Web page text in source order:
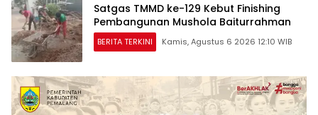
Satgas TMMD ke-129 Kebut Finishing
Pembangunan Mushola Baiturrahman
BERITA TERKINI Kamis, Agustus 6 2026 12:10 WIB